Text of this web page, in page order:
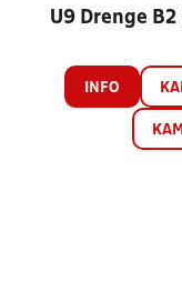
U9 Drenge
INFO